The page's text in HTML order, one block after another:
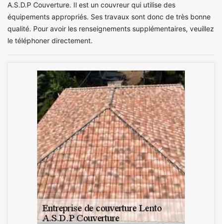
A.S.D.P Couverture. Il est un couvreur qui utilise des
équipements appropriés. Ses travaux sont donc de très bonne
qualité. Pour avoir les renseignements supplémentaires, veuillez
le téléphoner directement.